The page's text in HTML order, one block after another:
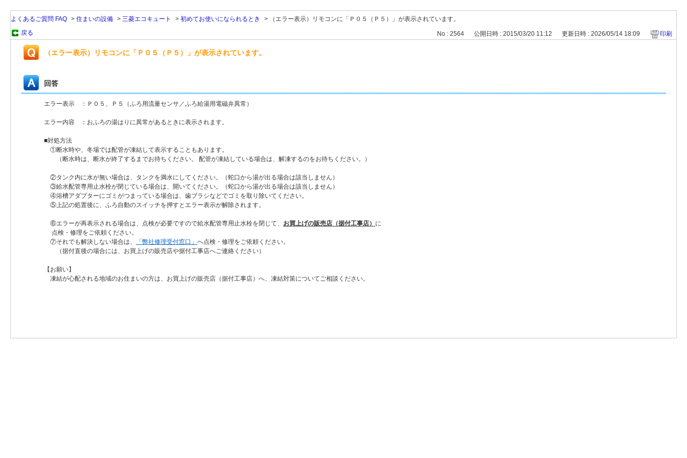
よくあるご質問 FAQ > 住まいの設備 > 三菱エコキュート > 初めてお使いになられるとき >
（エラー表示）リモコンに「Ｐ０５（Ｐ５）」が表示されています。
戻る
No : 2564 公開日時 : 2015/03/20 11:12 更新日時 : 2026/05/14 18:09 印刷
（エラー表示）リモコンに「Ｐ０５（Ｐ５）」が表示されています。
回答
エラー表示 ：Ｐ０５、Ｐ５（ふろ用流量センサ／ふろ給湯用電磁弁異常）
エラー内容 ：おふろの湯はりに異常があるときに表示されます。
■対処方法
①断水時や、冬場では配管が凍結して表示することもあります。
（断水時は、断水が終了するまでお待ちください。 配管が凍結している場合は、解凍するのをお待ちください。）
②タンク内に水が無い場合は、タンクを満水にしてください。（蛇口から湯が出る場合は該当しません）
③給水配管専用止水栓が閉じている場合は、開いてください。（蛇口から湯が出る場合は該当しません）
④浴槽アダプターにゴミがつまっている場合は、歯ブラシなどでゴミを取り除いてください。
⑤上記の処置後に、ふろ自動のスイッチを押すとエラー表示が解除されます。
⑥エラーが再表示される場合は、点検が必要ですので給水配管専用止水栓を閉じて、 お買上げの販売店（据付工事店） に
点検・修理をご依頼ください。
⑦それでも解決しない場合は、
「弊社修理受付窓口」 へ点検・修理をご依頼ください。
（据付直後の場合には、お買上げの販売店や据付工事店へご連絡ください）
【お願い】
凍結が心配される地域のお住まいの方は、お買上げの販売店（据付工事店）へ、凍結対策についてご相談ください。